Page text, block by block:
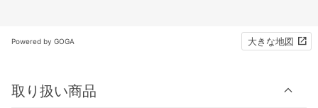
Powered by GOGA 大きな地図
取り扱い商品